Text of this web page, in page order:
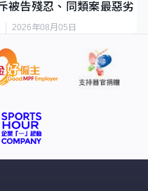
被告殘忍、同類案最惡劣
2026年08月05日